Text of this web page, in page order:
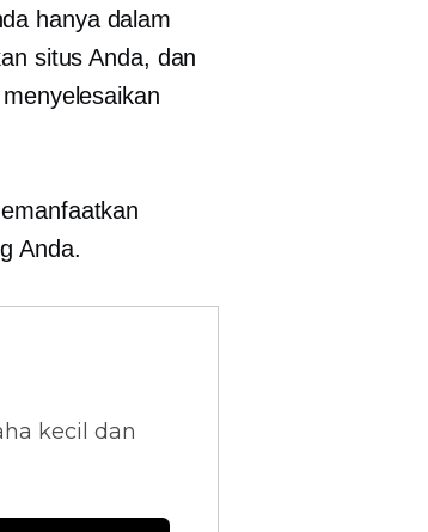
hanya dalam
situs Anda, dan
Anda.
kecil dan